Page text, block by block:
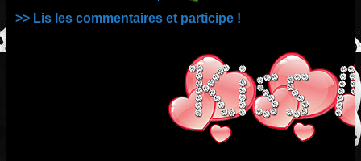
>> Lis les commentaires et participe !